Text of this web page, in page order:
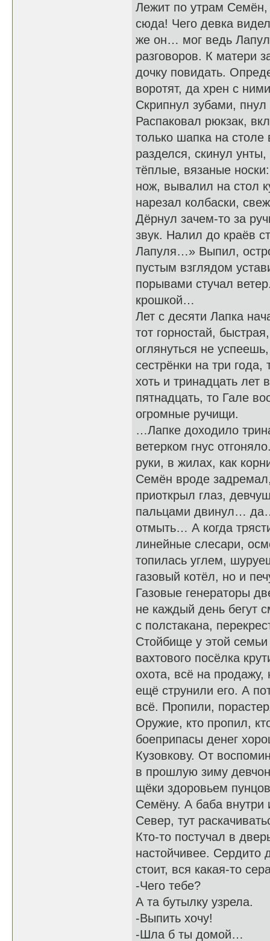
Лежит по утрам
сюда! Чего девка
же он… мог ведь
разговоров. К матери
дочку повидать.
воротят, да хрен с
Скрипнул зубами, пнул
Распаковал рюкзак,
только шапка на
разделся, скинул
тёплые, вязаные
нож, вывалил на стол
нарезал колбаски,
Дёрнул зачем-то за
звук. Налил до краёв
Лапуля…» Выпил,
пустым взглядом
порывами стучал
крошкой…
Лет с десяти Лапка
тот горностай,
оглянуться не
сестрёнки на три
хоть и тринадцать лет
пятнадцать, то Гале
огромные ручищи.
…Лапке доходило
ветерком гнус
руки, в жилах, как
Семён вроде задремал,
приоткрыл глаз,
пальцами двинул…
отмыть… А когда
линейные слесари,
топилась углем,
газовый котёл, но и
Газовые генераторы
не каждый день бегут
с полстакана,
Стойбище у этой
вахтового посёлка
охота, всё на продажу,
ещё струнили его. А
всё. Пропили,
Оружие, кто пропил,
боеприпасы денег
Кузовкову. От
в прошлую зиму
щёки здоровьем
Семёну. А баба
Север, тут
Кто-то постучал в
настойчивее. Сердито
стоит, вся какая-то
-Чего тебе?
А та бутылку узрела.
-Выпить хочу!
-Шла б ты домой…